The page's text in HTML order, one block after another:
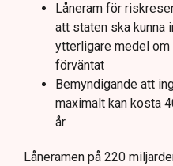
Låneram för
att staten ska kunna
ytterligare medel
förväntat
Bemyndigande att
maximalt kan kosta
år
Låneramen på 220